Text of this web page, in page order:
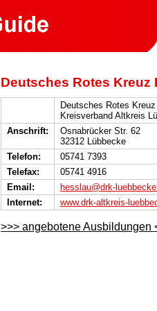
Deutsches Rotes Kreuz
Deutsches Rotes Kreuz
Kreisverband Altkreis
Anschrift:
Osnabrücker Str. 62
32312 Lübbecke
Telefon:
05741 7393
Telefax:
05741 4916
Email:
hesslau@drk-
Internet:
www.drk-altkreis-
>>> angebotene Ausbildungen